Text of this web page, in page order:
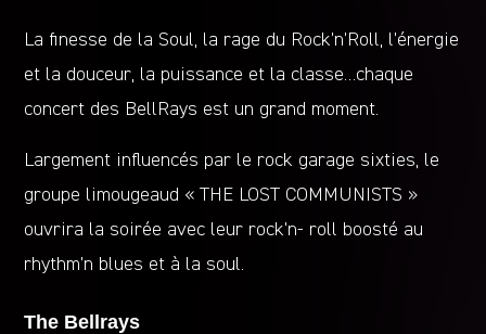
La finesse de la Soul, la rage du Rock’n’Roll, l’énergie
et la douceur, la puissance et la classe…chaque
concert des BellRays est un grand moment.
Largement influencés par le rock garage sixties, le
groupe limougeaud « THE LOST COMMUNISTS »
ouvrira la soirée avec leur rock’n- roll boosté au
rhythm’n blues et à la soul.
The Bellrays